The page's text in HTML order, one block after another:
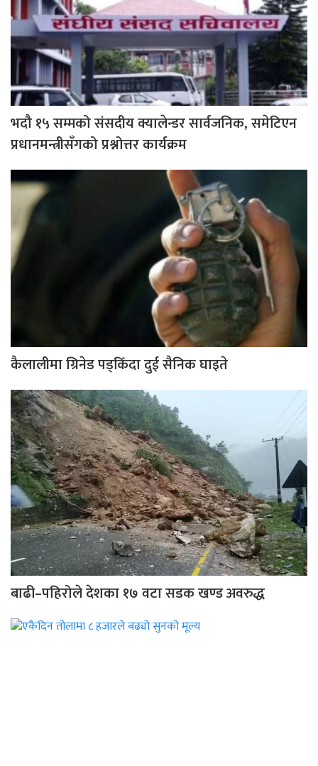
भदौ १५ सम्मको संसदीय क्यालेन्डर सार्वजनिक, समेटिएन
प्रधानमन्त्रीसँगको प्रश्नोत्तर कार्यक्रम
कैलालीमा ग्रिनेड पड्किँदा दुई सैनिक घाइते
बाढी–पहिरोले देशका १७ वटा सडक खण्ड अवरुद्ध